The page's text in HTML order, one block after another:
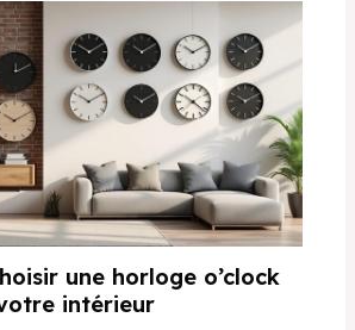
une horloge o’clock
intérieur